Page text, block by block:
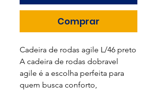
Comprar
Cadeira de rodas agile L/46 preto
A cadeira de rodas dobravel
agile é a escolha perfeita para
quem busca conforto,